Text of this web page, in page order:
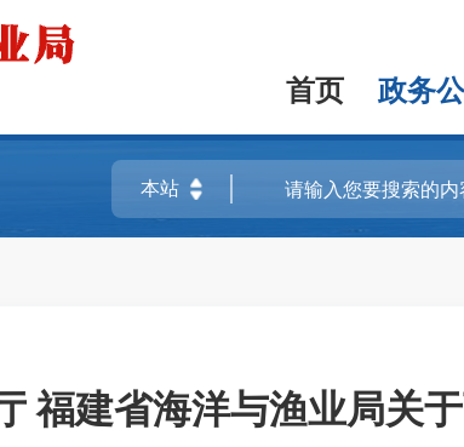
首页 政务
福建省海洋与渔业局关